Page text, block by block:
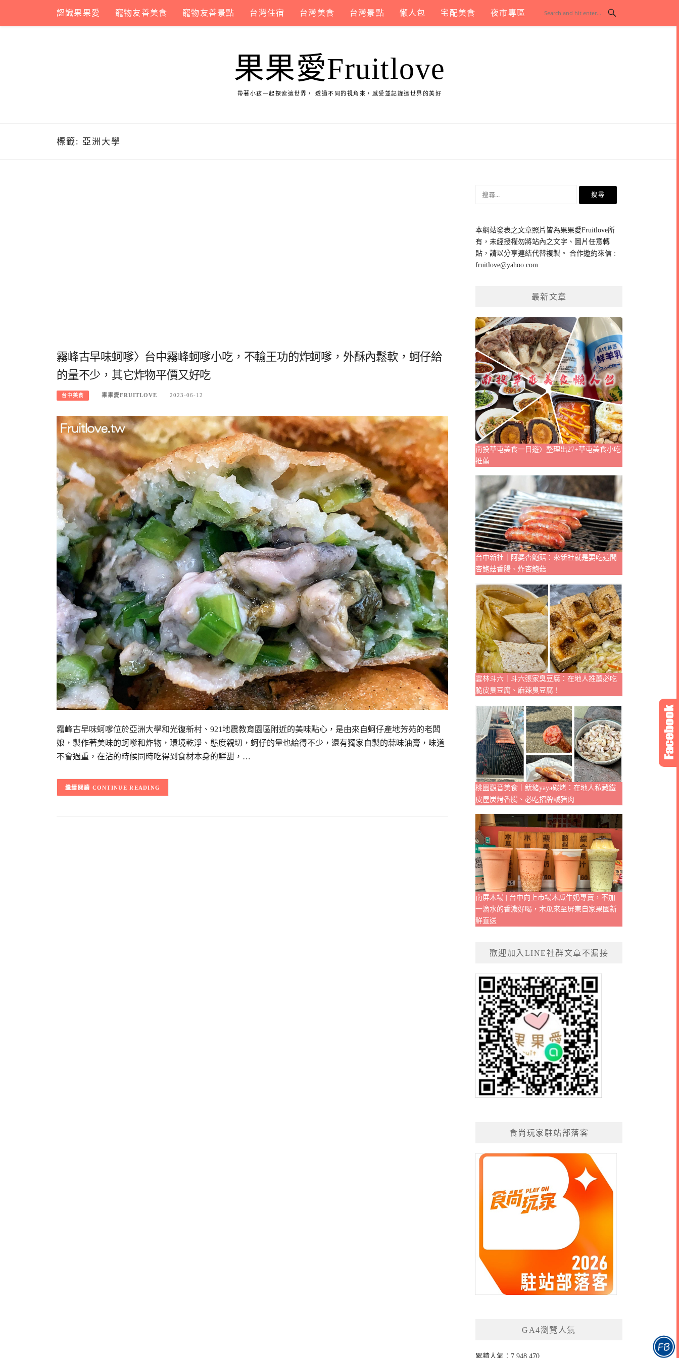
content
認識果果愛 寵物友善美食 寵物友善景點 台灣住宿 台灣美食 台灣景點 懶人包 宅配美食 夜市專區
果果愛Fruitlove
帶著小孩一起探索這世界， 透過不同的視角來，感受並記錄這世界的美好
標籤: 亞洲大學
霧峰古早味蚵嗲〉台中霧峰蚵嗲小吃，不輸王功的炸蚵嗲，外酥內鬆軟，蚵仔給
的量不少，其它炸物平價又好吃
台中美食 果果愛FRUITLOVE 2023-06-12
霧峰古早味蚵嗲位於亞洲大學和光復新村、921地震教育園區附近的美味點心，是由來自蚵仔產地芳苑的老闆
娘，製作著美味的蚵嗲和炸物，環境乾淨、態度親切，蚵仔的量也給得不少，還有獨家自製的蒜味油膏，味道
不會過重，在沾的時候同時吃得到食材本身的鮮甜，…
CONTINUE READING
鍵
字:
本網站發表之文章照片皆為果果愛Fruitlove所
有，未經授權勿將站內之文字、圖片任意轉
貼，請以分享連結代替複製。 合作邀約來信 :
fruitlove@yahoo.com
最新文章
南投草屯美食一日遊〉整理出27+草屯美食小吃
推薦
台中新社｜阿婆杏鮑菇：來新社就是要吃這間
杏鮑菇香腸、炸杏鮑菇
雲林斗六｜斗六張家臭豆腐：在地人推薦必吃
脆皮臭豆腐、麻辣臭豆腐！
桃園觀音美食｜魷豬yaya碳烤：在地人私藏鐵
皮屋炭烤香腸、必吃招牌鹹豬肉
南屏木場 | 台中向上市場木瓜牛奶專賣，不加
一滴水的香濃好喝，木瓜來至屏東自家果園新
鮮直送
歡迎加入LINE社群文章不漏接
食尚玩家駐站部落客
GA4瀏覽人氣
累積人氣：7,948,470